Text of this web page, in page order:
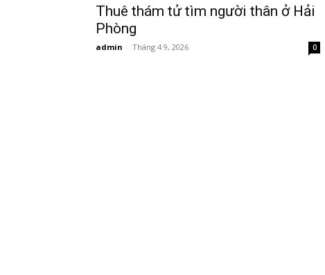
Hải
Thuê thám tử tìm người thân ở Hải
Phòng
admin - Tháng 4 9, 2026 0